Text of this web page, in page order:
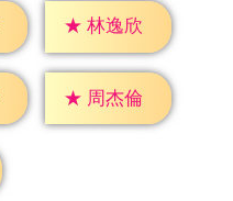
★ 林逸欣
★ 周杰倫